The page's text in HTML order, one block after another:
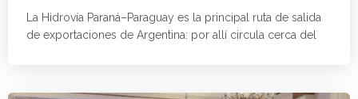
La Hidrovía Paraná–Paraguay es la principal ruta de salida
de exportaciones de Argentina: por allí circula cerca del